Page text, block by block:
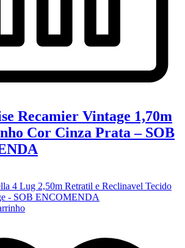
Recamier Vintage 1,70m
Cor Cinza Prata – SOB